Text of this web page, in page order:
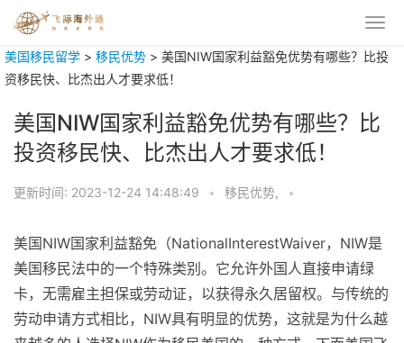
美国移民留学 > 移民优势 > 美国NIW国家利益豁免优势有哪些？比投
资移民快、比杰出人才要求低！
美国NIW国家利益豁免优势有哪些？比
投资移民快、比杰出人才要求低！
更新时间: 2023-12-24 14:48:49 • 移民优势, •
美国NIW国家利益豁免（NationalInterestWaiver，NIW是
美国移民法中的一个特殊类别。它允许外国人直接申请绿
卡，无需雇主担保或劳动证，以获得永久居留权。与传统的
劳动申请方式相比，NIW具有明显的优势，这就是为什么越